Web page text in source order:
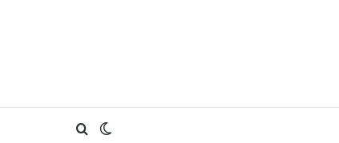
تغییر پوستهجستجو برای